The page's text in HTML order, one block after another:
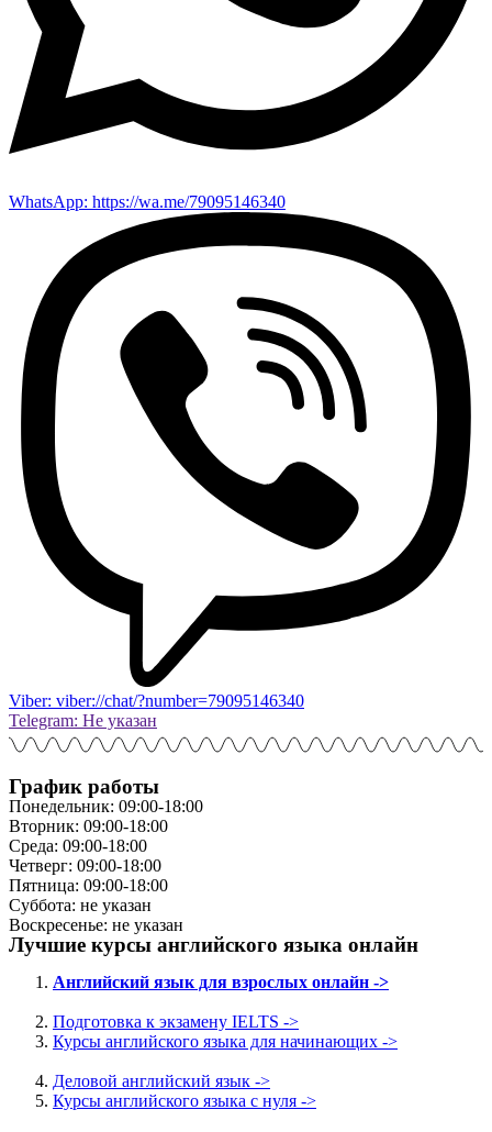
WhatsApp: https://wa.me/79095146340
Viber: viber://chat/?number=79095146340
Telegram: Не указан
График работы
Понедельник: 09:00-18:00
Вторник: 09:00-18:00
Среда: 09:00-18:00
Четверг: 09:00-18:00
Пятница: 09:00-18:00
Суббота: не указан
Воскресенье: не указан
Лучшие курсы английского языка онлайн
Английский язык для взрослых онлайн ->
Подготовка к экзамену IELTS ->
Курсы английского языка для начинающих ->
Деловой английский язык ->
Курсы английского языка с нуля ->